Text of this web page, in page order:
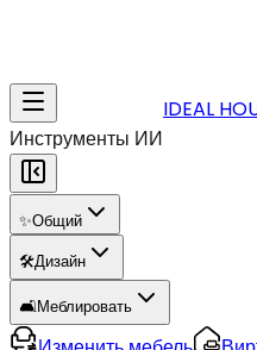
IDEAL
Инструменты ИИ
✨Общий
🛠️Дизайн
🛋️Меблировать